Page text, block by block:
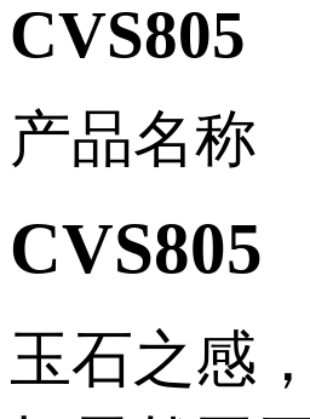
CVS805
产品名称
CVS805
玉石之感